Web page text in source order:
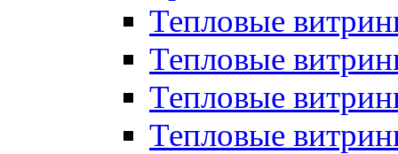
Тепловые
Тепловые
Тепловые
Тепловые